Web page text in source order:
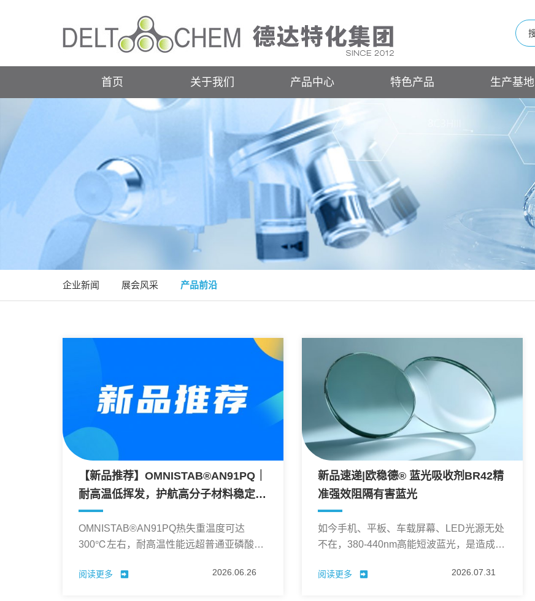
首页 关于我们 产品中心 特色产品 生产基地
企业新闻 展会风采 产品前沿
【新品推荐】OMNISTAB®AN91PQ｜
耐高温低挥发，护航高分子材料稳定加
工
OMNISTAB®AN91PQ热失重温度可达
300℃左右，耐高温性能远超普通亚磷酸酯
阅读更多 2026.06.26
新品速递|欧稳德® 蓝光吸收剂BR42精
准强效阻隔有害蓝光
如今手机、平板、车载屏幕、LED光源无处
不在，380-440nm高能短波蓝光，是造成人
是光学镜片、显示膜材长期泛黄老化的关键
阅读更多 2026.07.31